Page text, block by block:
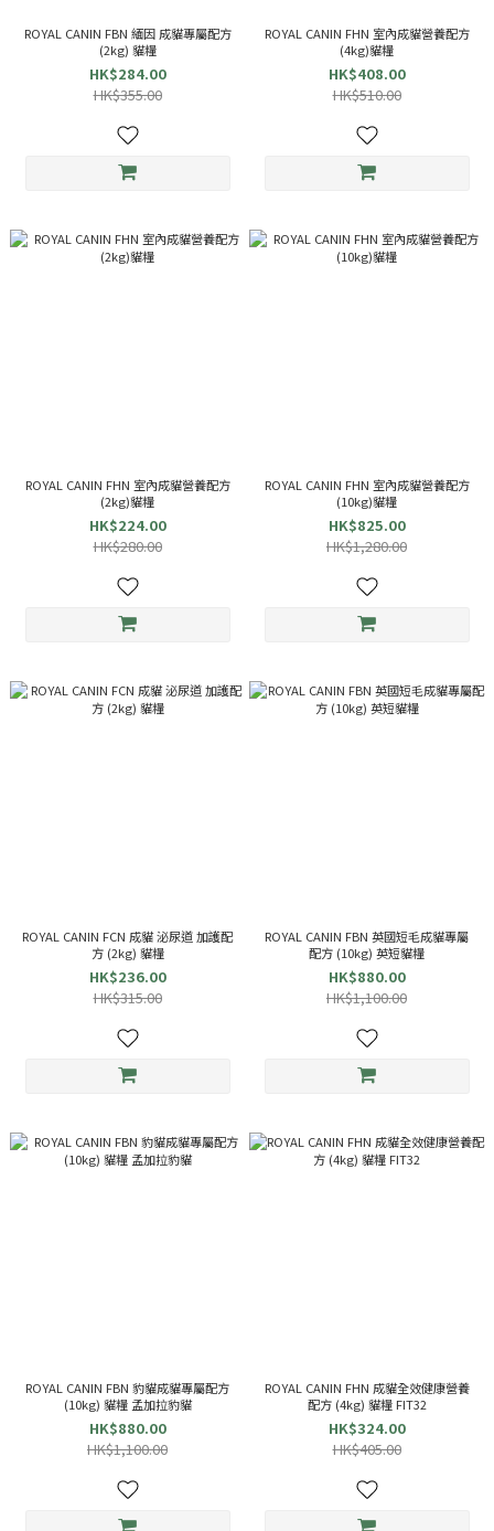
ROYAL CANIN FBN 緬因 成貓專屬配方
(2kg) 貓糧
HK$284.00
HK$355.00
ROYAL CANIN FHN 室內成貓營養配方
(4kg)貓糧
HK$408.00
HK$510.00
ROYAL CANIN FHN 室內成貓營養配方
(2kg)貓糧
HK$224.00
HK$280.00
ROYAL CANIN FHN 室內成貓營養配方
(10kg)貓糧
HK$825.00
HK$1,280.00
ROYAL CANIN FCN 成貓 泌尿道 加護配
方 (2kg) 貓糧
HK$236.00
HK$315.00
ROYAL CANIN FBN 英國短毛成貓專屬
配方 (10kg) 英短貓糧
HK$880.00
HK$1,100.00
ROYAL CANIN FBN 豹貓成貓專屬配方
(10kg) 貓糧 孟加拉豹貓
HK$880.00
HK$1,100.00
ROYAL CANIN FHN 成貓全效健康營養
配方 (4kg) 貓糧 FIT32
HK$324.00
HK$405.00